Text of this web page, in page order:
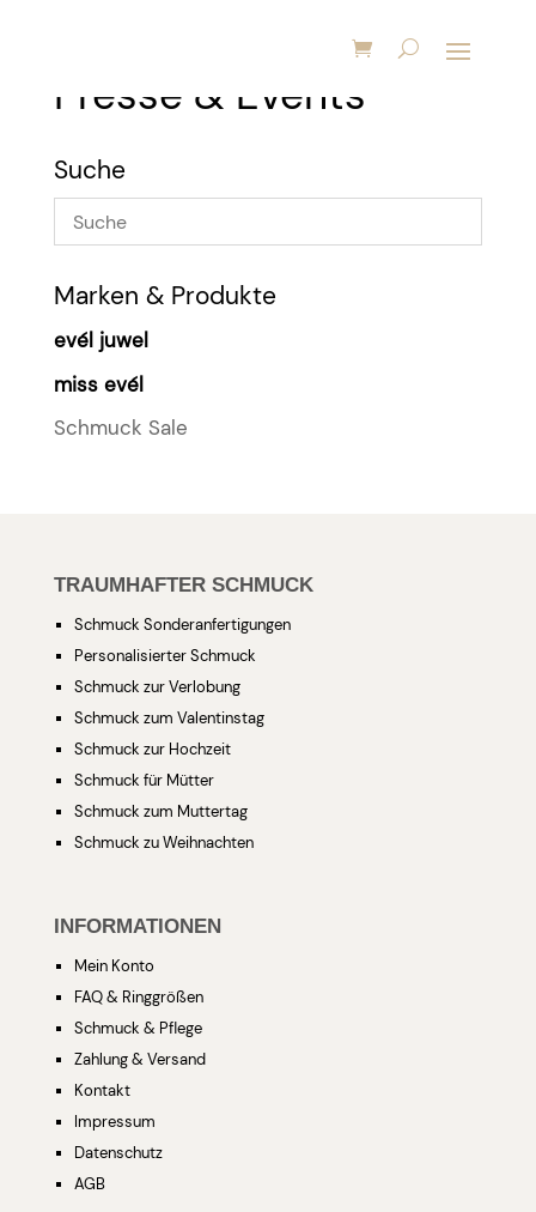
Presse & Events
Suche
Marken & Produkte
evél juwel
miss evél
Schmuck Sale
TRAUMHAFTER SCHMUCK
Schmuck Sonderanfertigungen
Personalisierter Schmuck
Schmuck zur Verlobung
Schmuck zum Valentinstag
Schmuck zur Hochzeit
Schmuck für Mütter
Schmuck zum Muttertag
Schmuck zu Weihnachten
INFORMATIONEN
Mein Konto
FAQ & Ringgrößen
Schmuck & Pflege
Zahlung & Versand
Kontakt
Impressum
Datenschutz
AGB